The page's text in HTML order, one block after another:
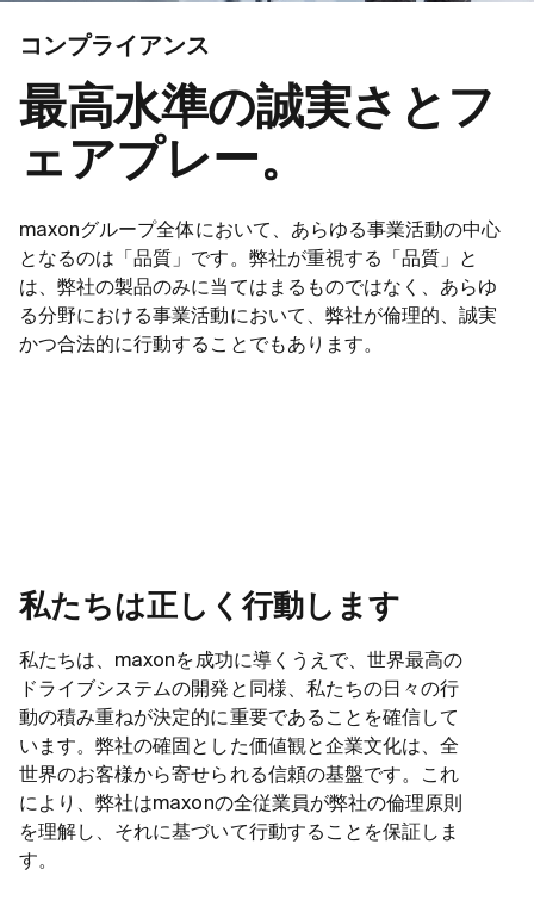
コンプライアンス
最高水準の誠実さとフ
ェアプレー。
maxonグループ全体において、あらゆる事業活動の中心
となるのは「品質」です。弊社が重視する「品質」と
は、弊社の製品のみに当てはまるものではなく、あらゆ
る分野における事業活動において、弊社が倫理的、誠実
かつ合法的に行動することでもあります。
私たちは正しく行動します
私たちは、maxonを成功に導くうえで、世界最高の
ドライブシステムの開発と同様、私たちの日々の行
動の積み重ねが決定的に重要であることを確信して
います。弊社の確固とした価値観と企業文化は、全
世界のお客様から寄せられる信頼の基盤です。これ
により、弊社はmaxonの全従業員が弊社の倫理原則
を理解し、それに基づいて行動することを保証しま
す。